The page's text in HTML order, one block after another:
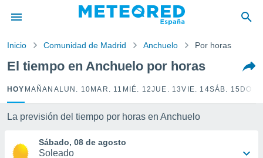
por
para
que se
calidad.
a este
Inicio Comunidad de Madrid Anchuelo Por horas
El tiempo en Anchuelo por horas
HOY MAÑANA LUN. 10 MAR. 11 MIÉ. 12JUE. 13VIE. 14SÁB. 15
La previsión del tiempo por horas en Anchuelo
Sábado, 08 de agosto
Soleado